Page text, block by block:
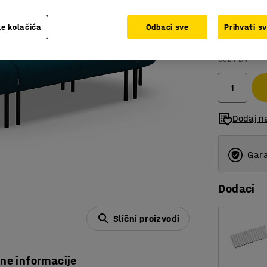
Slični proizvodi
informacije
bez PDV
Dodaj
Dodaci
kolačića Odbaci sve Prihvati